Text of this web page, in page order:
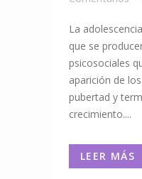
La
que se
psicosociales
aparición de
pubertad y
crecimiento....
LEER MÁS